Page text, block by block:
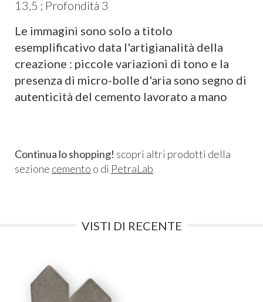
13,5 ; Profondità 3
Le immagini sono solo a titolo
esemplificativo data l'artigianalità della
creazione : piccole variazioni di tono e la
presenza di micro-bolle d'aria sono segno di
autenticità del cemento lavorato a mano
Continua lo shopping! scopri altri prodotti della
sezione cemento o di PetraLab
VISTI DI RECENTE